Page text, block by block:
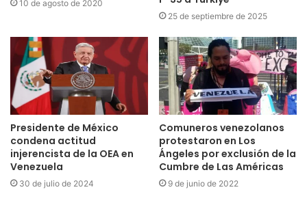
10 de agosto de 2020
25 de septiembre de 2025
Presidente de México
condena actitud
injerencista de la OEA en
Venezuela
30 de julio de 2024
Comuneros venezolanos
protestaron en Los
Ángeles por exclusión de la
Cumbre de Las Américas
9 de junio de 2022